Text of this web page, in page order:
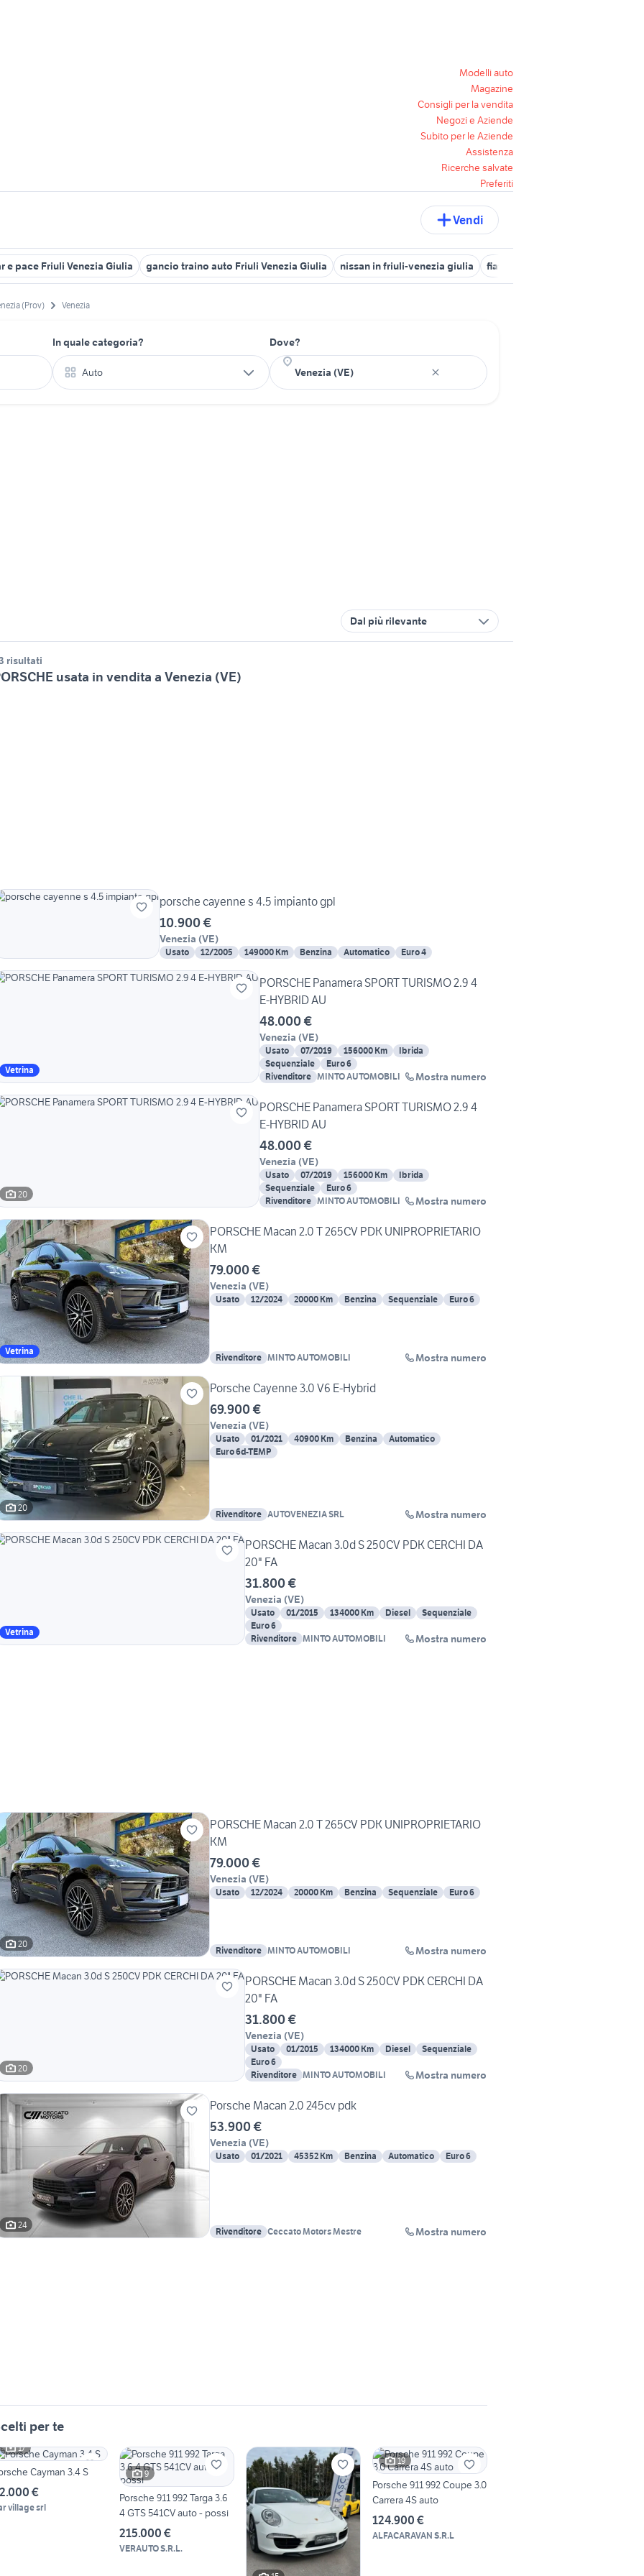
Modelli auto
Magazine
Consigli per la vendita
Negozi e Aziende
Subito per le Aziende
Assistenza
Ricerche salvate
Preferiti
Vendi
e pace Friuli Venezia Giulia gancio traino auto Friuli Venezia Giulia nissan in friuli-venezia giulia fiat buja
(Prov) Venezia
In quale categoria?
Auto
Dove?
Dal più rilevante
risultati
usata in vendita a Venezia (VE)
porsche cayenne s 4.5 impianto gpl
10.900 €
Venezia (VE)
Usato 12/2005 149000 Km Benzina Automatico Euro 4
Vetrina
PORSCHE Panamera SPORT TURISMO 2.9 4
E-HYBRID AU
48.000 €
Venezia (VE)
Usato 07/2019 156000 Km
Ibrida
Sequenziale
Euro 6
Rivenditore MINTO AUTOMOBILI Mostra numero
20
PORSCHE Panamera SPORT TURISMO 2.9 4
E-HYBRID AU
48.000 €
Venezia (VE)
Usato 07/2019 156000 Km
Ibrida
Sequenziale
Euro 6
Rivenditore MINTO AUTOMOBILI Mostra numero
Vetrina
PORSCHE Macan 2.0 T 265CV PDK UNIPROPRIETARIO
KM
79.000 €
Venezia (VE)
Usato 12/2024 20000 Km Benzina Sequenziale Euro 6
Rivenditore MINTO AUTOMOBILI Mostra numero
20
Porsche Cayenne 3.0 V6 E-Hybrid
69.900 €
Venezia (VE)
Usato 01/2021 40900 Km Benzina
Automatico
Euro 6d-TEMP
Rivenditore AUTOVENEZIA SRL Mostra numero
Vetrina
PORSCHE Macan 3.0d S 250CV PDK CERCHI DA
20" FA
31.800 €
Venezia (VE)
Usato 01/2015 134000 Km Diesel
Sequenziale
Euro 6
Rivenditore MINTO AUTOMOBILI Mostra numero
20
PORSCHE Macan 2.0 T 265CV PDK UNIPROPRIETARIO
KM
79.000 €
Venezia (VE)
Usato 12/2024 20000 Km Benzina Sequenziale Euro 6
Rivenditore MINTO AUTOMOBILI Mostra numero
20
PORSCHE Macan 3.0d S 250CV PDK CERCHI DA
20" FA
31.800 €
Venezia (VE)
Usato 01/2015 134000 Km Diesel
Sequenziale
Euro 6
Rivenditore MINTO AUTOMOBILI Mostra numero
24
Porsche Macan 2.0 245cv pdk
53.900 €
Venezia (VE)
Usato 01/2021 45352 Km Benzina Automatico Euro 6
Rivenditore Ceccato Motors Mestre Mostra numero
per te
17
Cayman 3.4 S
€
village srl
9
Porsche 911 992 Targa 3.6
4 GTS 541CV auto - possi
215.000 €
VERAUTO S.R.L.
19
Porsche 911 992 Coupe 3.0
Carrera 4S auto
124.900 €
ALFACARAVAN S.R.L